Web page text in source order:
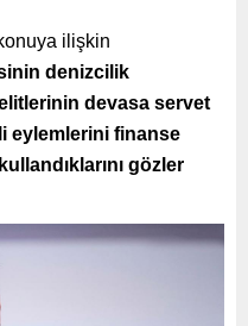
ilişkin
denizcilik
devasa servet
eylemlerini finanse
gözler